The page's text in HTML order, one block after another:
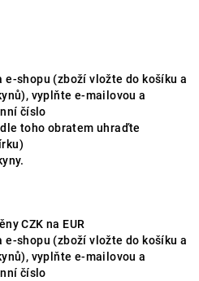
e-shopu (zboží vložte do košíku a
vyplňte e-mailovou a
číslo
toho obratem uhraďte
CZK na EUR
e-shopu (zboží vložte do košíku a
vyplňte e-mailovou a
číslo